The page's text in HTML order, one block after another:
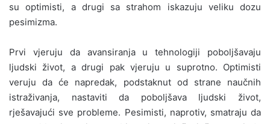
su optimisti, a drugi sa strahom iskazuju veliku dozu
pesimizma.
Prvi vjeruju da avansiranja u tehnologiji poboljšavaju
ljudski život, a drugi pak vjeruju u suprotno. Optimisti
veruju da će napredak, podstaknut od strane naučnih
istraživanja, nastaviti da poboljšava ljudski život,
rješavajući sve probleme. Pesimisti, naprotiv, smatraju da